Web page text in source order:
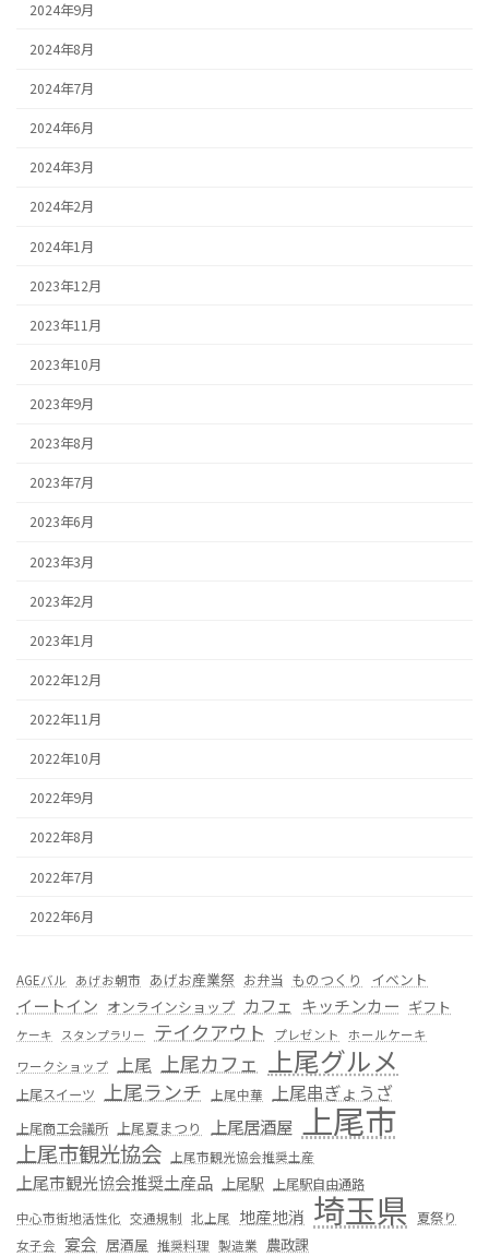
2024年9月
2024年8月
2024年7月
2024年6月
2024年3月
2024年2月
2024年1月
2023年12月
2023年11月
2023年10月
2023年9月
2023年8月
2023年7月
2023年6月
2023年3月
2023年2月
2023年1月
2022年12月
2022年11月
2022年10月
2022年9月
2022年8月
2022年7月
2022年6月
AGEバル あげお朝市 あげお産業祭 お弁当 ものつくり イベント
イートイン オンラインショップ カフェ キッチンカー ギフト
ケーキ スタンプラリー テイクアウト プレゼント
ホールケーキ
ワークショップ 上尾 上尾カフェ 上尾グルメ
上尾スイーツ 上尾ランチ 上尾中華 上尾串ぎょうざ
上尾商工会議所 上尾夏まつり 上尾居酒屋 上尾市
上尾市観光協会 上尾市観光協会推奨土産
上尾市観光協会推奨土産品 上尾駅 上尾駅自由通路
中心市街地活性化 交通規制 北上尾 地産地消 埼玉県 夏祭り
女子会 宴会 居酒屋 推奨料理 製造業 農政課